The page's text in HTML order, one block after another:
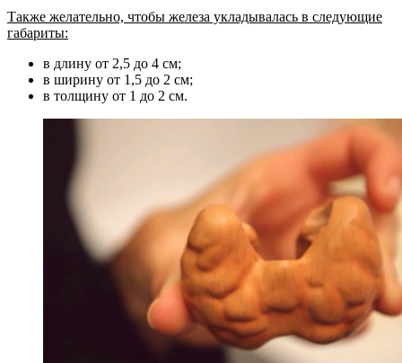
Также желательно, чтобы железа укладывалась в следующие
габариты:
в длину от 2,5 до 4 см;
в ширину от 1,5 до 2 см;
в толщину от 1 до 2 см.